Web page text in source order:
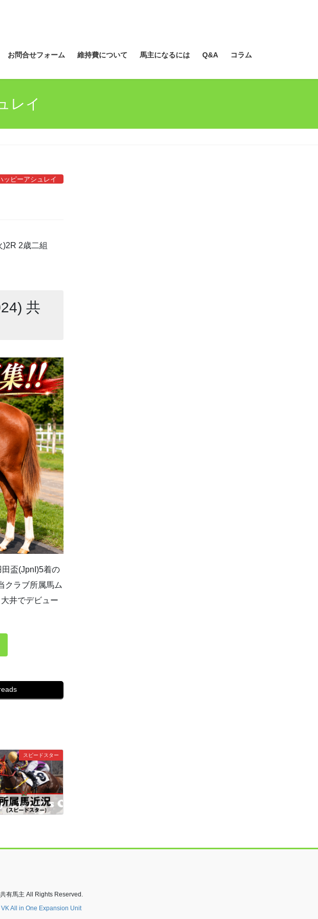
お問合せフォーム 維持費について 馬主になるには Q&A コラム
レイ
ッピーアシュレイ
2歳二組
共
盃(JpnI)5着の
クラブ所属馬ム
井でデビュー
スピードスター
有馬主 All Rights Reserved.
VK All in One Expansion Unit